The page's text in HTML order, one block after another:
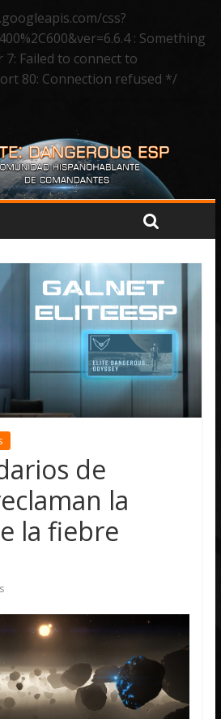
css?
: Something
Failed to connect to
80: Connection refused */
de
la
la fiebre